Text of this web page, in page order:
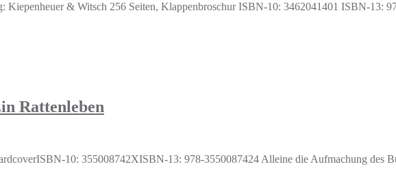
Kiepenheuer & Witsch 256 Seiten, Klappenbroschur ISBN-10: 3462041401 ISBN-13:
Rattenleben
10: 355008742XISBN-13: 978-3550087424 Alleine die Aufmachung des